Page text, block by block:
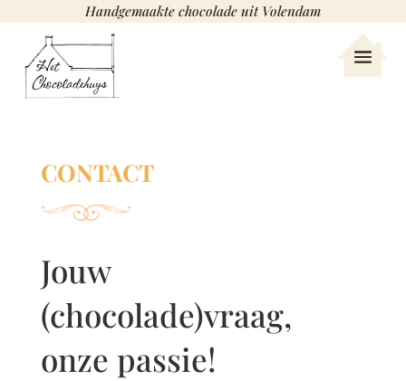
Handgemaakte chocolade uit Volendam
CONTACT
Jouw
(chocolade)vraag,
onze passie!